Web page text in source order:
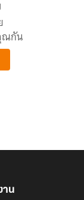
ณกัน
าน